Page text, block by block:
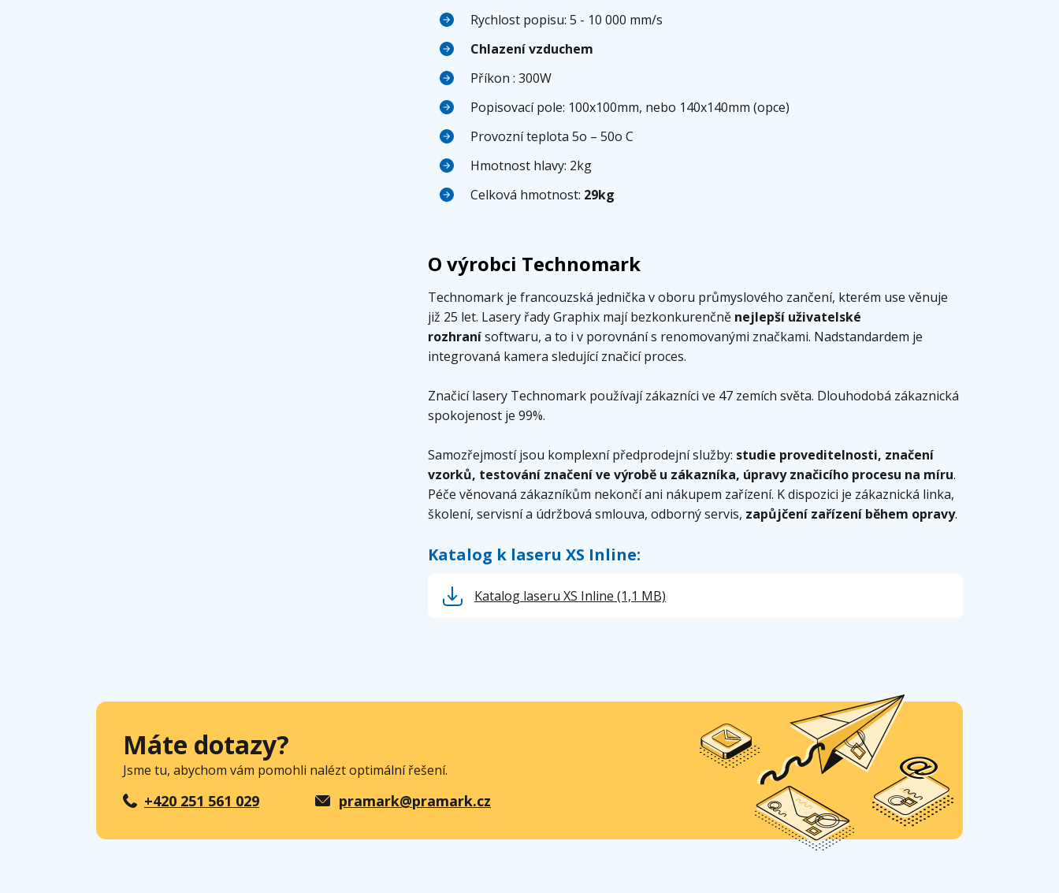
Rychlost popisu: 5 - 10 000 mm/s
Chlazení vzduchem
Příkon : 300W
Popisovací pole: 100x100mm, nebo 140x140mm (opce)
Provozní teplota 5o – 50o C
Hmotnost hlavy: 2kg
Celková hmotnost: 29kg
O výrobci Technomark
Technomark je francouzská jednička v oboru průmyslového zančení, kterém use věnuje
již 25 let. Lasery řady Graphix mají bezkonkurenčně nejlepší uživatelské
rozhranísoftwaru, a to i v porovnání s renomovanými značkami. Nadstandardem je
integrovaná kamera sledující značicí proces.
Značicí lasery Technomark používají zákazníci ve 47 zemích světa. Dlouhodobá zákaznická
spokojenost je 99%.
Samozřejmostí jsou komplexní předprodejní služby: studie proveditelnosti, značení
vzorků, testování značení ve výrobě u zákazníka, úpravy značicího procesu na míru.
Péče věnovaná zákazníkům nekončí ani nákupem zařízení. K dispozici je zákaznická linka,
školení, servisní a údržbová smlouva, odborný servis, zapůjčení zařízení během opravy.
Katalog k laseru XS Inline:
Katalog laseru XS Inline (1,1 MB)
Máte dotazy?
Jsme tu, abychom vám pomohli nalézt optimální řešení.
+420 251 561 029 pramark@pramark.cz